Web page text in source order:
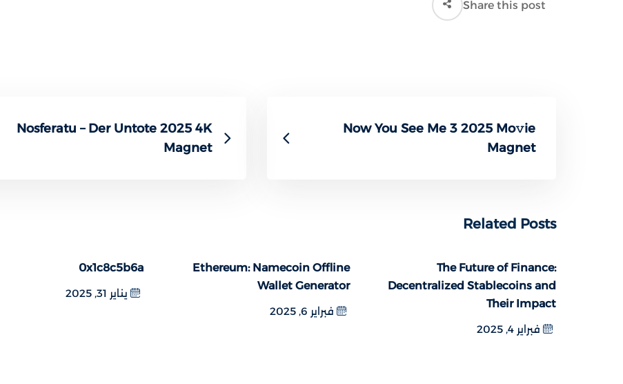
Share this post
Now You See Me 3 2025 Mo𝚟ie
Magnet
Nosferatu – Der Untote 2025 4K
Magnet
Related Posts
The Future of Finance:
Decentralized Stablecoins and
Their Impact
فبراير 4, 2025
Ethereum: Namecoin Offline
Wallet Generator
فبراير 6, 2025
0x1c8c5b6a
يناير 31, 2025